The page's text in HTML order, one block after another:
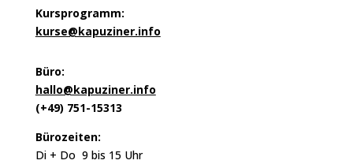
Kursprogramm:
kurse@kapuziner.info
Büro:
hallo@kapuziner.info
(+49) 751-15313
Bürozeiten:
Di + Do 9 bis 15 Uhr